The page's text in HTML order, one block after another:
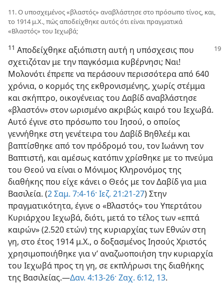
11. Ο υποσχεμένος «βλαστός» αναβλάστησε στο πρόσωπο τίνος, και,
το 1914 μ.Χ., πώς αποδείχθηκε αυτός ότι είναι πραγματικά
«Βλαστός» του Ιεχωβά;
11 Αποδείχθηκε αξιόπιστη αυτή η υπόσχεσις που
σχετιζόταν με την παγκόσμια κυβέρνησι; Ναι!
Μολονότι έπρεπε να περάσουν περισσότερα από 640
χρόνια, ο κορμός της εκθρονισμένης, χωρίς στέμμα
και σκήπτρο, οικογένειας του Δαβίδ αναβλάστησε
«βλαστόν» στον ωρισμένο ακριβώς καιρό του Ιεχωβά.
Αυτό έγινε στο πρόσωπο του Ιησού, ο οποίος
γεννήθηκε στη γενέτειρα του Δαβίδ Βηθλεέμ και
βαπτίσθηκε από τον πρόδρομό του, τον Ιωάννη τον
Βαπτιστή, και αμέσως κατόπιν χρίσθηκε με το πνεύμα
του Θεού να είναι ο Μόνιμος Κληρονόμος της
διαθήκης που είχε κάνει ο Θεός με τον Δαβίδ για μια
Βασιλεία. (2 Σαμ. 7:4-16· Ιεζ. 21:21-27) Στην
πραγματικότητα, έγινε ο «Βλαστός» του Υπερτάτου
Κυριάρχου Ιεχωβά, διότι, μετά το τέλος των «επτά
καιρών» (2.520 ετών) της κυριαρχίας των Εθνών στη
γη, στο έτος 1914 μ.Χ., ο δοξασμένος Ιησούς Χριστός
χρησιμοποιήθηκε για ν’ αναζωοποιήση την κυριαρχία
του Ιεχωβά προς τη γη, σε εκπλήρωσι της διαθήκης
της Βασιλείας.—Δαν. 4:13-26· Ζαχ. 6:12, 13.